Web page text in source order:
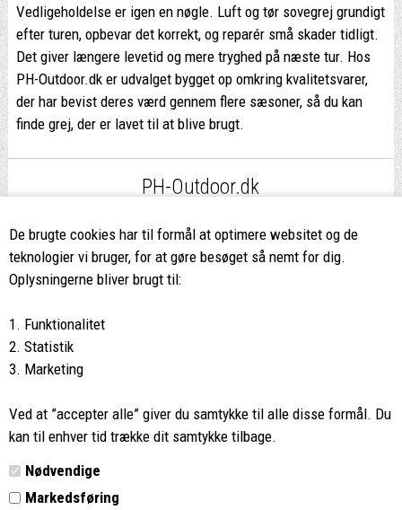
De brugte cookies har til formål at optimere websitet og de
teknologier vi bruger, for at gøre besøget så nemt for dig.
Oplysningerne bliver brugt til:
1. Funktionalitet
2. Statistik
3. Marketing
Ved at ”accepter alle” giver du samtykke til alle disse formål. Du
kan til enhver tid trække dit samtykke tilbage.
Nødvendige
Markedsføring
Vedligeholdelse er igen en nøgle. Luft og tør sovegrej grundigt
efter turen, opbevar det korrekt, og reparér små skader tidligt.
Det giver længere levetid og mere tryghed på næste tur. Hos
PH-Outdoor.dk er udvalget bygget op omkring kvalitetsvarer,
der har bevist deres værd gennem flere sæsoner, så du kan
finde grej, der er lavet til at blive brugt.
PH-Outdoor.dk
ved køb over 499,-*
8662 2113
Vi glæder os til at se dig